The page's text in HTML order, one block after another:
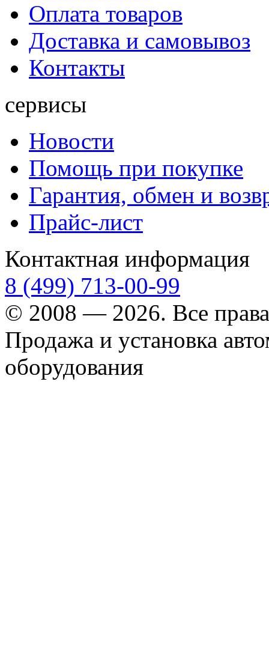
Оплата товаров
Доставка и самовывоз
Контакты
сервисы
Новости
Помощь при покупке
Гарантия, обмен и
Прайс-лист
Контактная информация
8 (499) 713-00-99
© 2008 — 2026. Все
Продажа и установка
оборудования